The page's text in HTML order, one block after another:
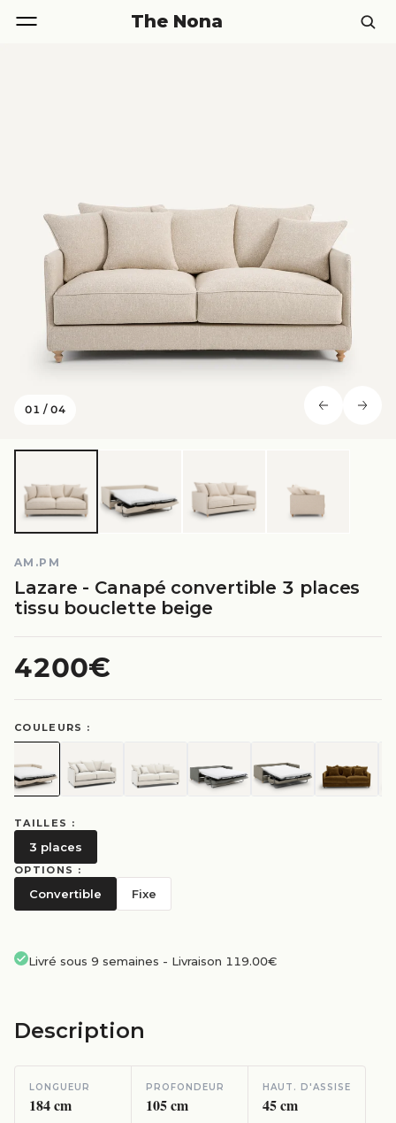
The Nona
01 /04
AM.PM
Lazare - Canapé convertible 3 places
tissu bouclette beige
4200€
COULEURS :
TAILLES :
3 places
OPTIONS :
Convertible Fixe
Livré sous 9 semaines - Livraison 119.00€
Description
LONGUEUR
184cm
PROFONDEUR
105cm
HAUT. D'ASSISE
45cm